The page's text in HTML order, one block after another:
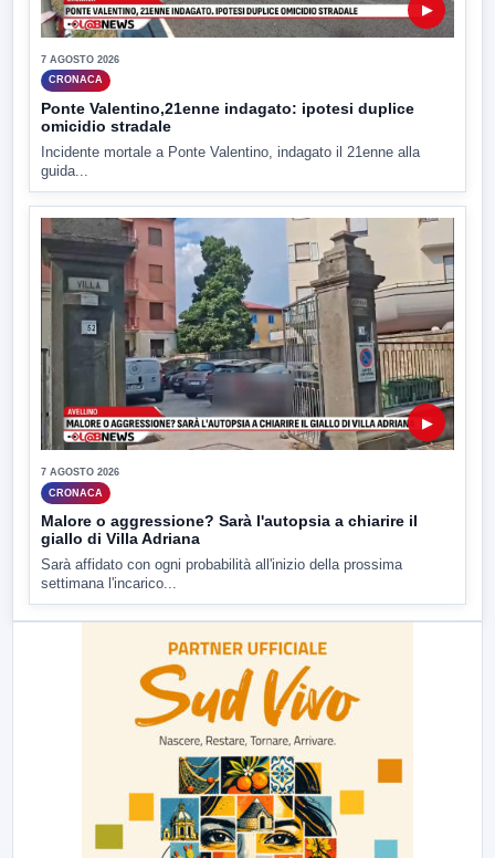
▶
7 AGOSTO 2026
CRONACA
Ponte Valentino,21enne indagato: ipotesi duplice
omicidio stradale
Incidente mortale a Ponte Valentino, indagato il 21enne alla
guida...
▶
7 AGOSTO 2026
CRONACA
Malore o aggressione? Sarà l'autopsia a chiarire il
giallo di Villa Adriana
Sarà affidato con ogni probabilità all'inizio della prossima
settimana l'incarico...